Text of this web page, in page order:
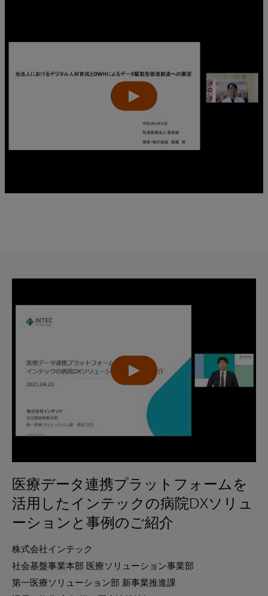
医療データ連携プラットフォームを
活用したインテックの病院DXソリュ
ーションと事例のご紹介
株式会社インテック
社会基盤事業本部 医療ソリューション事業部
第一医療ソリューション部 新事業推進課